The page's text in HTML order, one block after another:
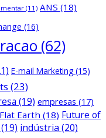
(11) ANS (18)
(16)
(62)
E-mail Marketing (15)
(23)
(19) empresas (17)
Flat Earth (18) Future of
(19) indústria (20)